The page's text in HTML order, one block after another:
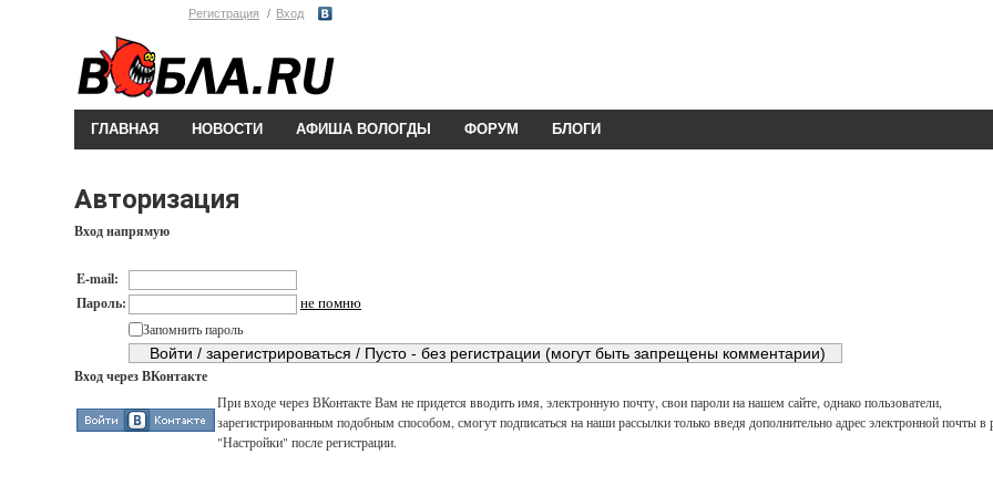
Регистрация Вход
ГЛАВНАЯ НОВОСТИ АФИША ВОЛОГДЫ ФОРУМ БЛОГИ
Авторизация
Вход напрямую
E-mail:
Пароль:
не помню
Запомнить пароль
Вход через ВКонтакте
При входе через ВКонтакте Вам не придется вводить имя, электронную почту, свои пароли на нашем сайте, однако пользователи,
зарегистрированным подобным способом, смогут подписаться на наши рассылки только введя дополнительно адрес электронной почты в
"Настройки" после регистрации.